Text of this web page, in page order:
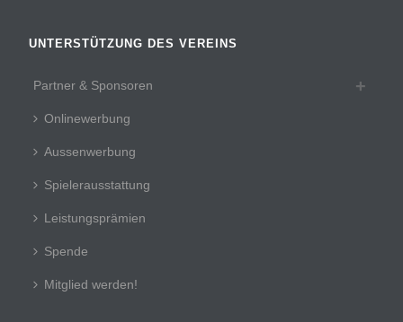
UNTERSTÜTZUNG DES VEREINS
Partner & Sponsoren
Onlinewerbung
Aussenwerbung
Spielerausstattung
Leistungsprämien
Spende
Mitglied werden!